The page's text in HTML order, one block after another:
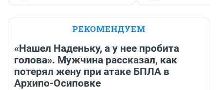
РЕКОМЕНДУЕМ
«Нашел Наденьку, а у нее пробита
голова». Мужчина рассказал, как
потерял жену при атаке БПЛА в
Архипо-Осиповке